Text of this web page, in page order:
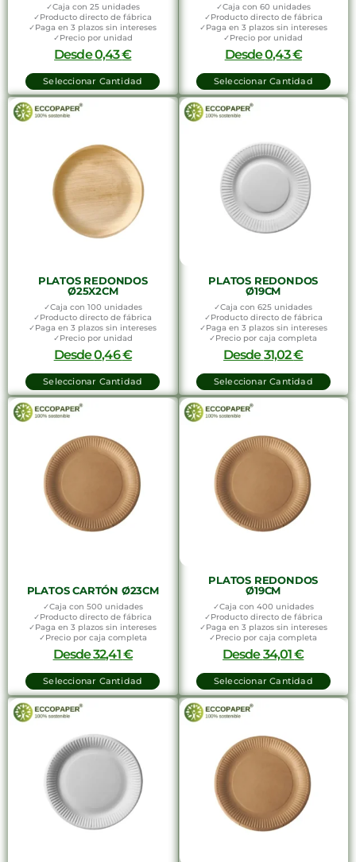
✓Caja con 25 unidades
✓Producto directo de fábrica
✓Paga en 3 plazos sin intereses
✓Precio por unidad
Desde0,43€
Seleccionar Cantidad
✓Caja con 60 unidades
✓Producto directo de fábrica
✓Paga en 3 plazos sin intereses
✓Precio por unidad
Desde0,43€
Seleccionar Cantidad
PLATOS REDONDOS
Ø25X2CM
✓Caja con 100 unidades
✓Producto directo de fábrica
✓Paga en 3 plazos sin intereses
✓Precio por unidad
Desde0,46€
Seleccionar Cantidad
PLATOS REDONDOS
Ø19CM
✓Caja con 625 unidades
✓Producto directo de fábrica
✓Paga en 3 plazos sin intereses
✓Precio por caja completa
Desde31,02€
Seleccionar Cantidad
PLATOS CARTÓN Ø23CM
✓Caja con 500 unidades
✓Producto directo de fábrica
✓Paga en 3 plazos sin intereses
✓Precio por caja completa
Desde32,41€
Seleccionar Cantidad
PLATOS REDONDOS
Ø19CM
✓Caja con 400 unidades
✓Producto directo de fábrica
✓Paga en 3 plazos sin intereses
✓Precio por caja completa
Desde34,01€
Seleccionar Cantidad